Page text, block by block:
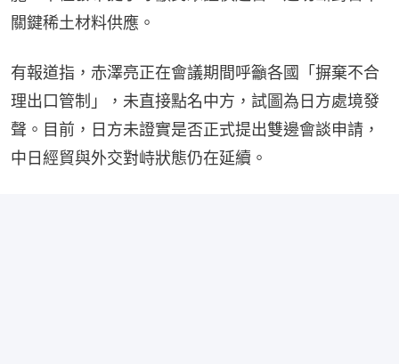
關鍵稀土材料供應。
有報道指，赤澤亮正在會議期間呼籲各國「摒棄不合
理出口管制」，未直接點名中方，試圖為日方處境發
聲。目前，日方未證實是否正式提出雙邊會談申請，
中日經貿與外交對峙狀態仍在延續。